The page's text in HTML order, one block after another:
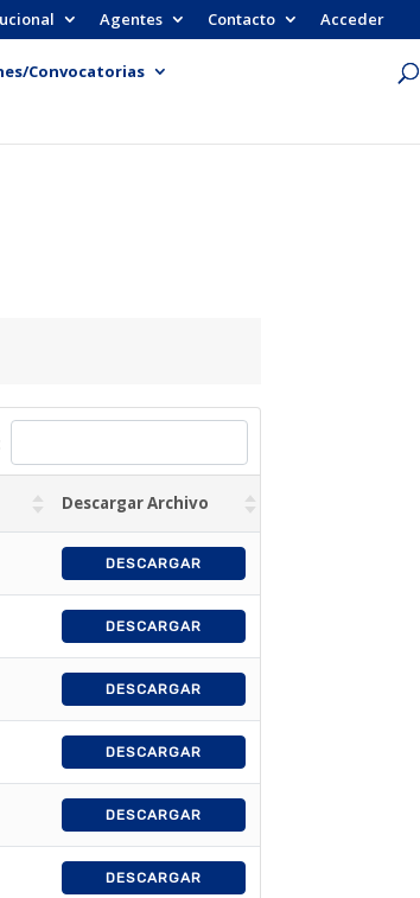
Agentes Contacto Acceder
Convocatorias
Descargar Archivo
DESCARGAR
DESCARGAR
DESCARGAR
DESCARGAR
DESCARGAR
DESCARGAR